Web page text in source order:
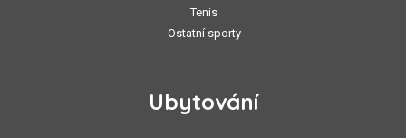
Tenis
Ostatní sporty
Ubytování